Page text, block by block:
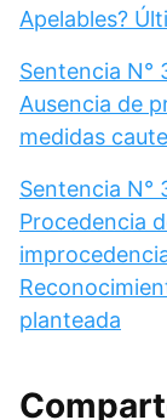
Apelables?
Sentencia N°
Ausencia de
medidas
Sentencia N°
Procedencia
planteada